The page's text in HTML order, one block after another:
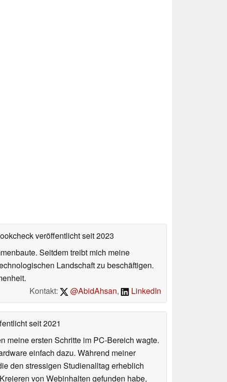
veröffentlichtseit 2023
Seitdem treibt mich meine
Landschaft zu beschäftigen.
Kontakt:
@AbidAhsan, LinkedIn
seit 2021
meine ersten Schritte im PC-Bereich wagte.
einfach dazu. Während meiner
den stressigen Studienalltag erheblich
von Webinhalten gefunden habe,